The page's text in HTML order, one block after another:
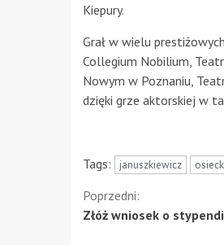
Kiepury.
Grał w wielu
Collegium Nobilium,
Nowym w Poznaniu,
dzięki grze aktorskiej w
Tags: januszkiewicz
Kontynuuj
Poprzedni:
Złóż wniosek o